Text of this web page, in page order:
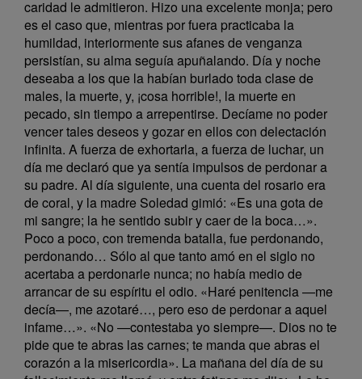
caridad le admitieron. Hizo una excelente monja; pero
es el caso que, mientras por fuera practicaba la
humildad, interiormente sus afanes de venganza
persistían, su alma seguía apuñalando. Día y noche
deseaba a los que la habían burlado toda clase de
males, la muerte, y, ¡cosa horrible!, la muerte en
pecado, sin tiempo a arrepentirse. Decíame no poder
vencer tales deseos y gozar en ellos con delectación
infinita. A fuerza de exhortarla, a fuerza de luchar, un
día me declaró que ya sentía impulsos de perdonar a
su padre. Al día siguiente, una cuenta del rosario era
de coral, y la madre Soledad gimió: «Es una gota de
mi sangre; la he sentido subir y caer de la boca…».
Poco a poco, con tremenda batalla, fue perdonando,
perdonando… Sólo al que tanto amó en el siglo no
acertaba a perdonarle nunca; no había medio de
arrancar de su espíritu el odio. «Haré penitencia —me
decía—, me azotaré…, pero eso de perdonar a aquel
infame…». «No —contestaba yo siempre—. Dios no te
pide que te abras las carnes; te manda que abras el
corazón a la misericordia». La mañana del día de su